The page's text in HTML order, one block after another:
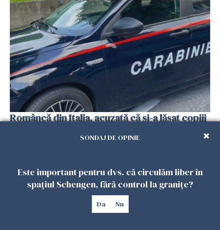
Româncă din Italia, acuzată că și-a lăsat copiii
singuri în casă pentru a merge la mall. Vecinii
SONDAJ DE OPINIE
Este important pentru dvs. că circulăm liber în
spațiul Schengen, fără control la granițe?
Da Nu